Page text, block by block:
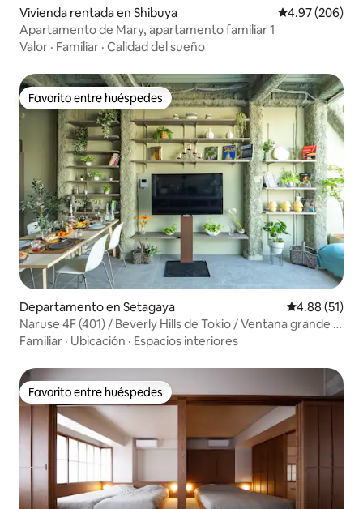
Vivienda rentada en Shibuya Calificación
4.97 (206)
Apartamento de Mary, apartamento familiar 1
Valor · Familiar · Calidad del sueño
Favorito entre huéspedes
Favorito entre huéspedes
Departamento en Setagaya Calificación
4.88 (51)
Naruse 4F (401) / Beverly Hills de Tokio / Ventana grande /
Shibuya / Shinjuku / Celebridades / Hermosa vista / Cielo /
Familiar · Ubicación · Espacios interiores
Favorito entre huéspedes
Favorito entre huéspedes